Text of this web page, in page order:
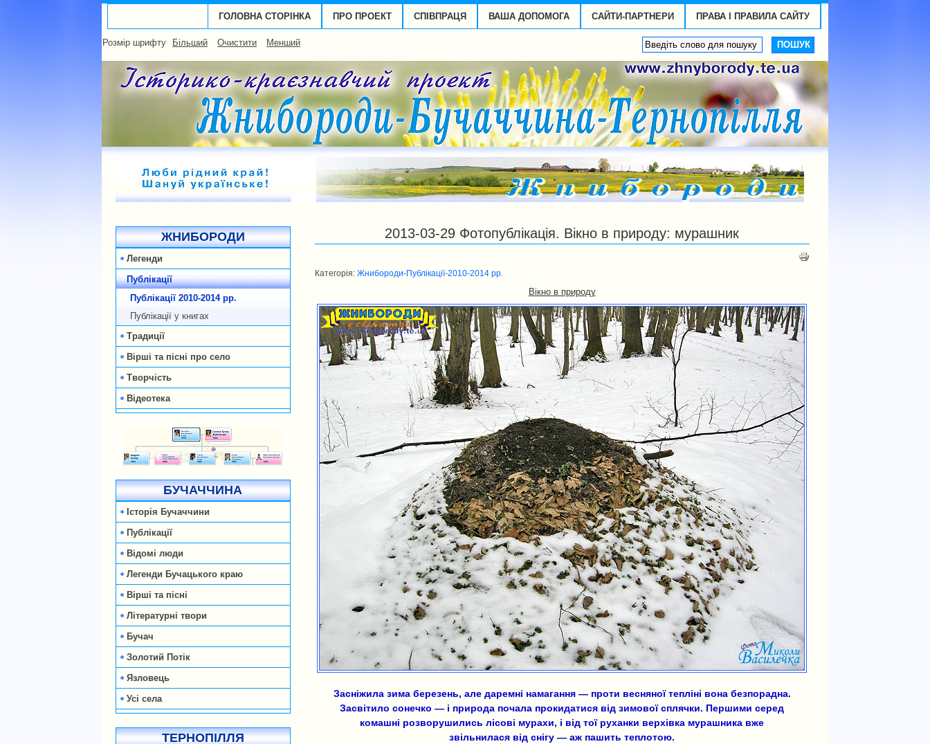
ГОЛОВНА СТОРІНКА ПРО ПРОЕКТ СПІВПРАЦЯ ВАША ДОПОМОГА САЙТИ-ПАРТНЕРИ ПРАВА І ПРАВИЛА САЙТУ
Розмір шрифту Більший Очистити Менший
ЖНИБОРОДИ
Легенди
Публікації
Публікації 2010-2014 рp.
Публікації у книгах
Традиції
Вірші та пісні про село
Творчість
Відеотека
БУЧАЧЧИНА
Історія Бучаччини
Публікації
Відомі люди
Легенди Бучацького краю
Вірші та пісні
Літературні твори
Бучач
Золотий Потік
Язловець
Усі села
ТЕРНОПІЛЛЯ
2013-03-29 Фотопублікація. Вікно в природу: мурашник
Категорія: Жнибороди-Публікації-2010-2014 рp.
Вікно в природу
Засніжила зима березень, але даремні намагання — проти весняної тепліні вона безпорадна.
Засвітило сонечко — і природа почала прокидатися від зимової сплячки. Першими серед
комашні розворушились лісові мурахи, і від тої руханки верхівка мурашника вже
звільнилася від снігу — аж пашить теплотою.